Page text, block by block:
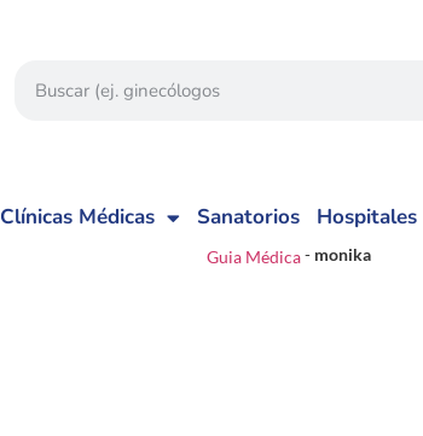
Clínicas Médicas Sanatorios Hospitales
Guia Médica- monika